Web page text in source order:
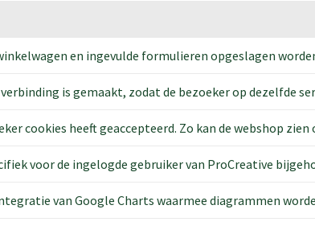
en ingevulde formulieren opgeslagen
is gemaakt, zodat de bezoeker op dezelfde
cookies heeft geaccepteerd. Zo kan de webshop
voor de ingelogde gebruiker van ProCreative
van Google Charts waarmee diagrammen